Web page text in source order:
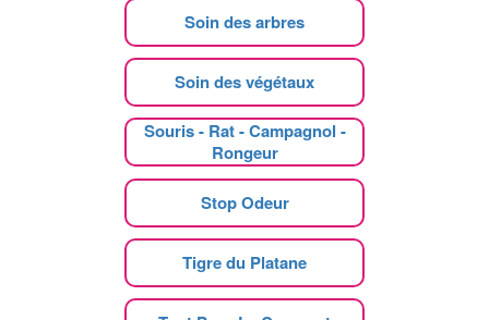
Soin des arbres
Soin des végétaux
Souris - Rat - Campagnol -
Rongeur
Stop Odeur
Tigre du Platane